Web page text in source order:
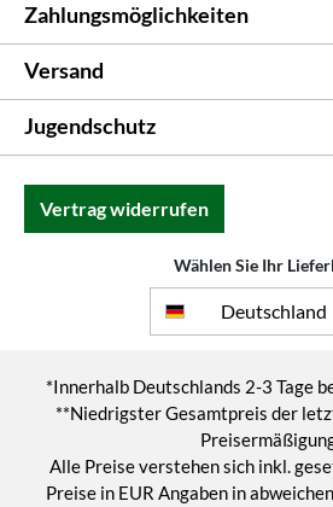
Zahlungsmöglichkeiten
Versand
Jugendschutz
Vertrag widerrufen
Wählen Sie Ihr
Deutschland
*Innerhalb Deutschlands 2-3 Tage
**Niedrigster Gesamtpreis der
Alle Preise verstehen sich inkl.
Preise in EUR Angaben in